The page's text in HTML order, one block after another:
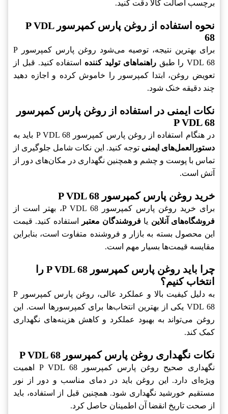
برچسب اصالت کالا دقت کنید.
نحوه استفاده از روغن پارس کمپرسور P VDL
68‎
برای بهترین نتیجه، توصیه می‌شود روغن پارس کمپرسور P
VDL 68‎ را طبق
راهنماهای تولید کننده استفاده کنید. قبل از
تعویض روغن، ابتدا کمپرسور را خاموش کرده و اجازه دهید
چند دقیقه خنک شود.
نکات ایمنی در استفاده از روغن پارس کمپرسور
P VDL 68‎
در هنگام استفاده از روغن پارس کمپرسور P VDL 68‎ باید به
دستورالعمل‌های ایمنی توجه کنید. این نکات شامل جلوگیری از
تماس با پوست و چشم و همچنین نگهداری در مکان‌های دور از
آتش است.
خرید روغن پارس کمپرسور P VDL 68‎
برای خرید روغن پارس کمپرسور P VDL 68‎، بهتر است از
فروشگاه‌های آنلاین یا فروشندگان معتبر
استفاده کنید. قیمت
این محصول بسته به بازار و فروشنده متفاوت است، بنابراین
مقایسه قیمت‌ها بسیار مهم است.
چرا باید روغن پارس کمپرسور P VDL 68‎ را
انتخاب کنیم؟
به دلیل کیفیت بالا و عملکرد عالی، روغن پارس کمپرسور P
VDL 68‎ یکی از بهترین انتخاب‌ها برای کمپرسورها است. این
روغن می‌تواند به بهبود عملکرد و کاهش هزینه‌های نگهداری
کمک کند.
نکات نگهداری روغن پارس کمپرسور P VDL 68‎
نگهداری صحیح روغن پارس کمپرسور P VDL 68‎ اهمیت
ویژه‌ای دارد. این روغن باید در دمای مناسب و دور از نور
مستقیم خورشید نگهداری شود. همچنین قبل از استفاده، باید
از صحت تاریخ انقضا آن اطمینان حاصل کرد.